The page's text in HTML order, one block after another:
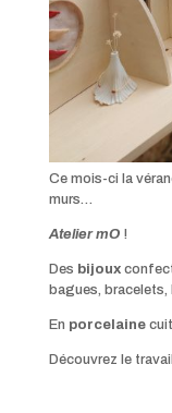
Ce mois-ci la
murs…
Atelier mO !
Des bijoux
bagues, bracelets,
En porcelaine
Découvrez le travail